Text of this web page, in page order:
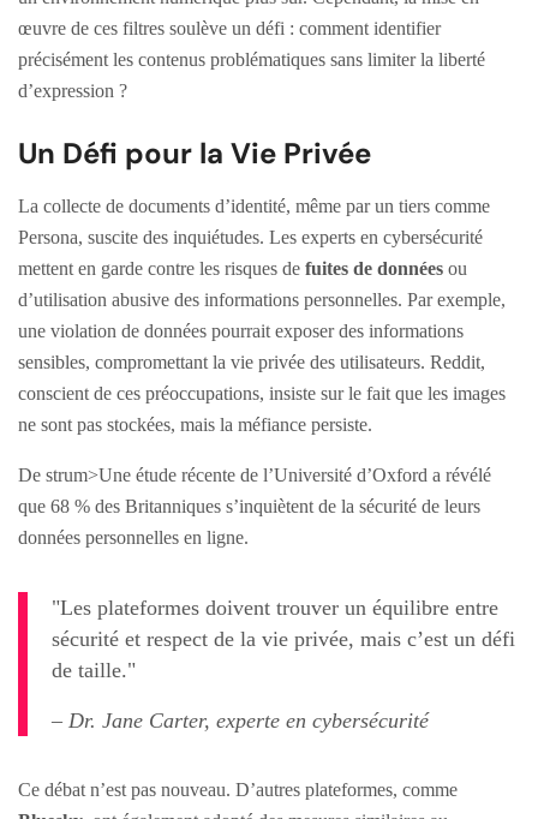
œuvre de ces filtres soulève un défi : comment identifier
précisément les contenus problématiques sans limiter la liberté
d’expression ?
Un Défi pour la Vie Privée
La collecte de documents d’identité, même par un tiers comme
Persona, suscite des inquiétudes. Les experts en cybersécurité
mettent en garde contre les risques de fuites de données ou
d’utilisation abusive des informations personnelles. Par exemple,
une violation de données pourrait exposer des informations
sensibles, compromettant la vie privée des utilisateurs. Reddit,
conscient de ces préoccupations, insiste sur le fait que les images
ne sont pas stockées, mais la méfiance persiste.
De strum>Une étude récente de l’Université d’Oxford a révélé
que 68 % des Britanniques s’inquiètent de la sécurité de leurs
données personnelles en ligne.
"Les plateformes doivent trouver un équilibre entre
sécurité et respect de la vie privée, mais c’est un défi
de taille."
– Dr. Jane Carter, experte en cybersécurité
Ce débat n’est pas nouveau. D’autres plateformes, comme